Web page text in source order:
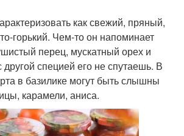
как свежий, пряный,
горький. Чем-то он напоминает
перец, мускатный орех и
другой специей его не спутаешь. В
в базилике могут быть слышны
карамели, аниса.